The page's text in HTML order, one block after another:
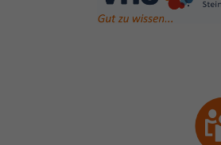
Skip to main content